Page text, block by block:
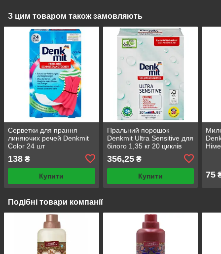
З цим товаром також замовляють
Серветки для прання
линяючих речей Denkmit
Color 24 шт
138 ₴
Купити
Пральний порошок
Denkmit Ultra Sensitive для
білого 1,35 кг 20 циклів
прання миючі засоби для
прання
356,25₴
Купити 75
Подібні товари компанії